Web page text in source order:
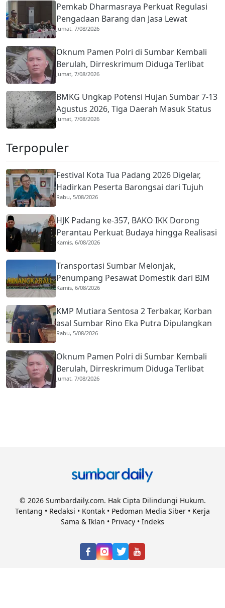
Pemkab Dharmasraya Perkuat Regulasi
Pengadaan Barang dan Jasa Lewat
Sosialisasi Tata Kelola dan Hukum
Jumat, 7/08/2026
Oknum Pamen Polri di Sumbar Kembali
Berulah, Dirreskrimum Diduga Terlibat
Kekerasan dengan Seorang Sopir
Jumat, 7/08/2026
BMKG Ungkap Potensi Hujan Sumbar 7-13
Agustus 2026, Tiga Daerah Masuk Status
Waspada
Jumat, 7/08/2026
Terpopuler
Festival Kota Tua Padang 2026 Digelar,
Hadirkan Peserta Barongsai dari Tujuh
Negara
Rabu, 5/08/2026
HJK Padang ke-357, BAKO IKK Dorong
Perantau Perkuat Budaya hingga Realisasi
Kota Gastronomi
Kamis, 6/08/2026
Transportasi Sumbar Melonjak,
Penumpang Pesawat Domestik dari BIM
Naik Hampir 33 Persen
Kamis, 6/08/2026
KMP Mutiara Sentosa 2 Terbakar, Korban
asal Sumbar Rino Eka Putra Dipulangkan
ke Agam
Rabu, 5/08/2026
Oknum Pamen Polri di Sumbar Kembali
Berulah, Dirreskrimum Diduga Terlibat
Kekerasan dengan Seorang Sopir
Jumat, 7/08/2026
© 2026 Sumbardaily.com. Hak Cipta Dilindungi Hukum.
Tentang • Redaksi • Kontak • Pedoman Media Siber • Kerja
Sama & Iklan • Privacy • Indeks